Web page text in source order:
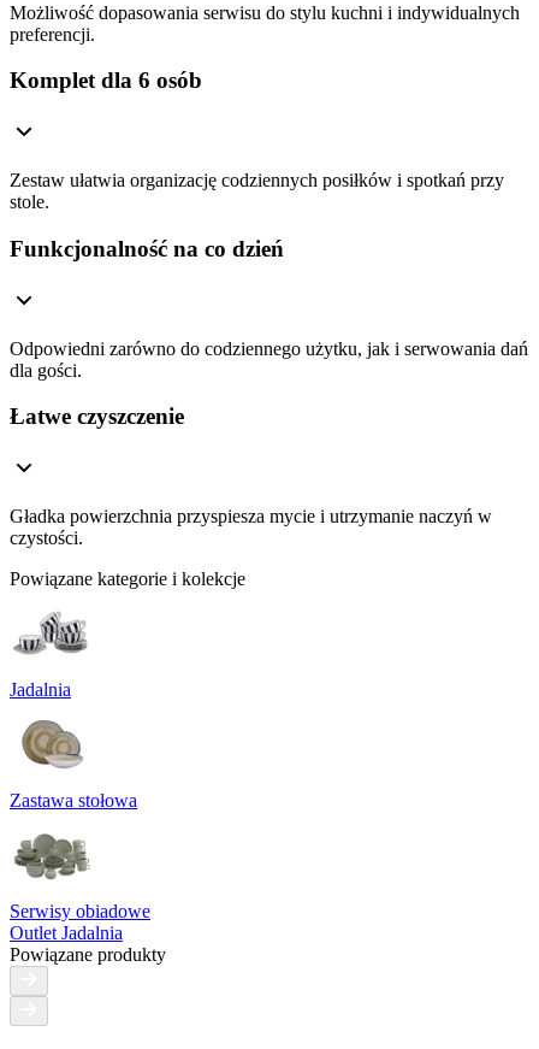
Możliwość dopasowania serwisu do stylu kuchni i indywidualnych
preferencji.
Komplet dla 6 osób
Zestaw ułatwia organizację codziennych posiłków i spotkań przy
stole.
Funkcjonalność na co dzień
Odpowiedni zarówno do codziennego użytku, jak i serwowania dań
dla gości.
Łatwe czyszczenie
Gładka powierzchnia przyspiesza mycie i utrzymanie naczyń w
czystości.
Powiązane kategorie i kolekcje
Jadalnia
Zastawa stołowa
Serwisy obiadowe
Outlet Jadalnia
Powiązane produkty